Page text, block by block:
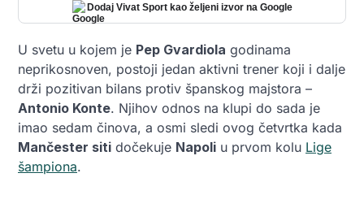
Dodaj Vivat Sport kao željeni izvor na Google
U svetu u kojem je Pep Gvardiola godinama
neprikosnoven, postoji jedan aktivni trener koji i dalje
drži pozitivan bilans protiv španskog majstora –
Antonio Konte. Njihov odnos na klupi do sada je
imao sedam činova, a osmi sledi ovog četvrtka kada
Mančester siti dočekuje Napoli u prvom kolu Lige
šampiona.